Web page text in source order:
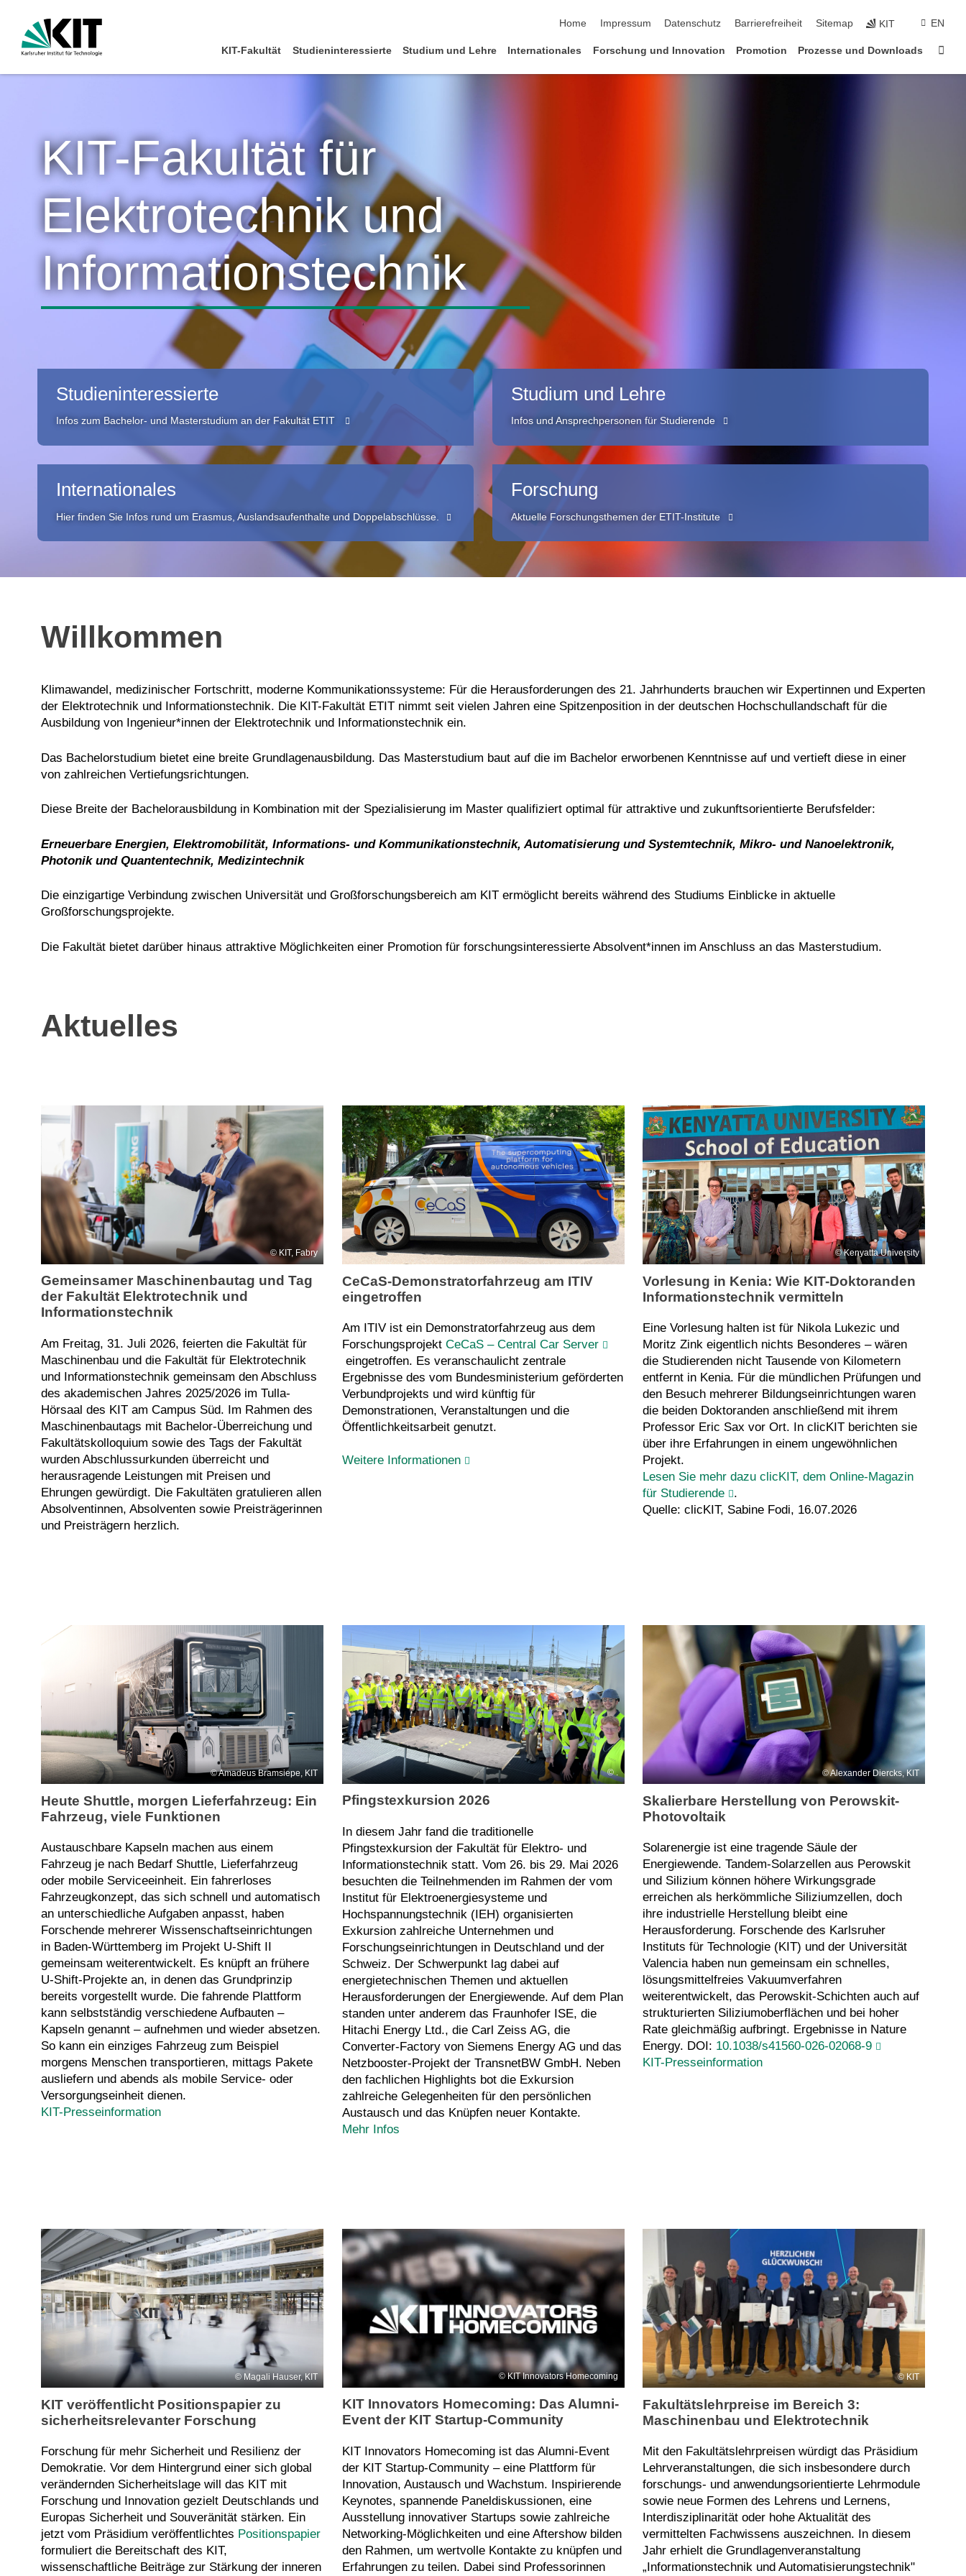
Home
Impressum Datenschutz Barrierefreiheit Sitemap KIT EN
KIT-Fakultät Studieninteressierte Studium und Lehre Internationales Forschung und Innovation Promotion Prozesse und Downloads
KIT-Fakultät für
Elektrotechnik und
Informationstechnik
Studien­interessierte
Infos zum Bachelor- und Masterstudium an der Fakultät ETIT
Studium und Lehre
Infos und Ansprechpersonen für Studierende
Internationales
Hier finden Sie Infos rund um Erasmus, Auslandsaufenthalte und Doppelabschlüsse.
Forschung
Aktuelle Forschungsthemen der ETIT-Institute
Willkommen
Klimawandel, medizinischer Fortschritt, moderne Kommunikationssysteme: Für die Herausforderungen des 21. Jahrhunderts brauchen wir Expertinnen und Experten
der Elektrotechnik und Informationstechnik. Die KIT-Fakultät ETIT nimmt seit vielen Jahren eine Spitzenposition in der deutschen Hochschullandschaft für die
Ausbildung von Ingenieur*innen der Elektrotechnik und Informationstechnik ein.
Das Bachelorstudium bietet eine breite Grundlagenausbildung. Das Masterstudium baut auf die im Bachelor erworbenen Kenntnisse auf und vertieft diese in einer
von zahlreichen Vertiefungsrichtungen.
Diese Breite der Bachelorausbildung in Kombination mit der Spezialisierung im Master qualifiziert optimal für attraktive und zukunftsorientierte Berufsfelder:
Erneuerbare Energien, Elektromobilität, Informations- und Kommunikationstechnik, Automatisierung und Systemtechnik, Mikro- und Nanoelektronik,
Photonik und Quantentechnik, Medizintechnik
Die einzigartige Verbindung zwischen Universität und Großforschungsbereich am KIT ermöglicht bereits während des Studiums Einblicke in aktuelle
Großforschungsprojekte.
Die Fakultät bietet darüber hinaus attraktive Möglichkeiten einer Promotion für forschungsinteressierte Absolvent*innen im Anschluss an das Masterstudium.
Aktuelles
KIT, Fabry
Gemeinsamer Maschinenbautag und Tag
der Fakultät Elektrotechnik und
Informationstechnik
Am Freitag, 31. Juli 2026, feierten die Fakultät für
Maschinenbau und die Fakultät für Elektrotechnik
und Informationstechnik gemeinsam den Abschluss
des akademischen Jahres 2025/2026 im Tulla-
Hörsaal des KIT am Campus Süd. Im Rahmen des
Maschinenbautags mit Bachelor-Überreichung und
Fakultätskolloquium sowie des Tags der Fakultät
wurden Abschlussurkunden überreicht und
herausragende Leistungen mit Preisen und
Ehrungen gewürdigt. Die Fakultäten gratulieren allen
Absolventinnen, Absolventen sowie Preisträgerinnen
und Preisträgern herzlich.
CeCaS-Demonstratorfahrzeug am ITIV
eingetroffen
Am ITIV ist ein Demonstratorfahrzeug aus dem
Forschungsprojekt CeCaS – Central Car Server
eingetroffen. Es veranschaulicht zentrale
Ergebnisse des vom Bundesministerium geförderten
Verbundprojekts und wird künftig für
Demonstrationen, Veranstaltungen und die
Öffentlichkeitsarbeit genutzt.
Weitere Informationen
Kenyatta University
Vorlesung in Kenia: Wie KIT-Doktoranden
Informationstechnik vermitteln
Eine Vorlesung halten ist für Nikola Lukezic und
Moritz Zink eigentlich nichts Besonderes – wären
die Studierenden nicht Tausende von Kilometern
entfernt in Kenia. Für die mündlichen Prüfungen und
den Besuch mehrerer Bildungseinrichtungen waren
die beiden Doktoranden anschließend mit ihrem
Professor Eric Sax vor Ort. In clicKIT berichten sie
über ihre Erfahrungen in einem ungewöhnlichen
Projekt.
Lesen Sie mehr dazu clicKIT, dem Online-Magazin
für Studierende
.
Quelle: clicKIT, Sabine Fodi, 16.07.2026
Amadeus Bramsiepe, KIT
Heute Shuttle, morgen Lieferfahrzeug: Ein
Fahrzeug, viele Funktionen
Austauschbare Kapseln machen aus einem
Fahrzeug je nach Bedarf Shuttle, Lieferfahrzeug
oder mobile Serviceeinheit. Ein fahrerloses
Fahrzeugkonzept, das sich schnell und automatisch
an unterschiedliche Aufgaben anpasst, haben
Forschende mehrerer Wissenschaftseinrichtungen
in Baden-Württemberg im Projekt U-Shift II
gemeinsam weiterentwickelt. Es knüpft an frühere
U-Shift-Projekte an, in denen das Grundprinzip
bereits vorgestellt wurde. Die fahrende Plattform
kann selbstständig verschiedene Aufbauten –
Kapseln genannt – aufnehmen und wieder absetzen.
So kann ein einziges Fahrzeug zum Beispiel
morgens Menschen transportieren, mittags Pakete
ausliefern und abends als mobile Service- oder
Versorgungseinheit dienen.
KIT-Presseinformation
.
Pfingstexkursion 2026
In diesem Jahr fand die traditionelle
Pfingstexkursion der Fakultät für Elektro- und
Informationstechnik statt. Vom 26. bis 29. Mai 2026
besuchten die Teilnehmenden im Rahmen der vom
Institut für Elektroenergiesysteme und
Hochspannungstechnik (IEH) organisierten
Exkursion zahlreiche Unternehmen und
Forschungseinrichtungen in Deutschland und der
Schweiz. Der Schwerpunkt lag dabei auf
energietechnischen Themen und aktuellen
Herausforderungen der Energiewende. Auf dem Plan
standen unter anderem das Fraunhofer ISE, die
Hitachi Energy Ltd., die Carl Zeiss AG, die
Converter-Factory von Siemens Energy AG und das
Netzbooster-Projekt der TransnetBW GmbH. Neben
den fachlichen Highlights bot die Exkursion
zahlreiche Gelegenheiten für den persönlichen
Austausch und das Knüpfen neuer Kontakte.
Mehr Infos
Alexander Diercks, KIT
Skalierbare Herstellung von Perowskit-
Photovoltaik
Solarenergie ist eine tragende Säule der
Energiewende. Tandem-Solarzellen aus Perowskit
und Silizium können höhere Wirkungsgrade
erreichen als herkömmliche Siliziumzellen, doch
ihre industrielle Herstellung bleibt eine
Herausforderung. Forschende des Karlsruher
Instituts für Technologie (KIT) und der Universität
Valencia haben nun gemeinsam ein schnelles,
lösungsmittelfreies Vakuumverfahren
weiterentwickelt, das Perowskit-Schichten auch auf
strukturierten Siliziumoberflächen und bei hoher
Rate gleichmäßig aufbringt. Ergebnisse in Nature
Energy. DOI: 10.1038/s41560-026-02068-9
KIT-Presseinformation
Magali Hauser, KIT
KIT veröffentlicht Positionspapier zu
sicherheitsrelevanter Forschung
Forschung für mehr Sicherheit und Resilienz der
Demokratie. Vor dem Hintergrund einer sich global
verändernden Sicherheitslage will das KIT mit
Forschung und Innovation gezielt Deutschlands und
Europas Sicherheit und Souveränität stärken. Ein
jetzt vom Präsidium veröffentlichtes Positionspapier
formuliert die Bereitschaft des KIT,
wissenschaftliche Beiträge zur Stärkung der inneren
KIT Innovators Homecoming
KIT Innovators Homecoming: Das Alumni-
Event der KIT Startup-Community
KIT Innovators Homecoming ist das Alumni-Event
der KIT Startup-Community – eine Plattform für
Innovation, Austausch und Wachstum. Inspirierende
Keynotes, spannende Paneldiskussionen, eine
Ausstellung innovativer Startups sowie zahlreiche
Networking-Möglichkeiten und eine Aftershow bilden
den Rahmen, um wertvolle Kontakte zu knüpfen und
Erfahrungen zu teilen. Dabei sind Professorinnen
KIT
Fakultätslehrpreise im Bereich 3:
Maschinenbau und Elektrotechnik
Mit den Fakultätslehrpreisen würdigt das Präsidium
Lehrveranstaltungen, die sich insbesondere durch
forschungs- und anwendungsorientierte Lehrmodule
sowie neue Formen des Lehrens und Lernens,
Interdisziplinarität oder hohe Aktualität des
vermittelten Fachwissens auszeichnen. In diesem
Jahr erhielt die Grundlagenveranstaltung
„Informationstechnik und Automatisierungstechnik"